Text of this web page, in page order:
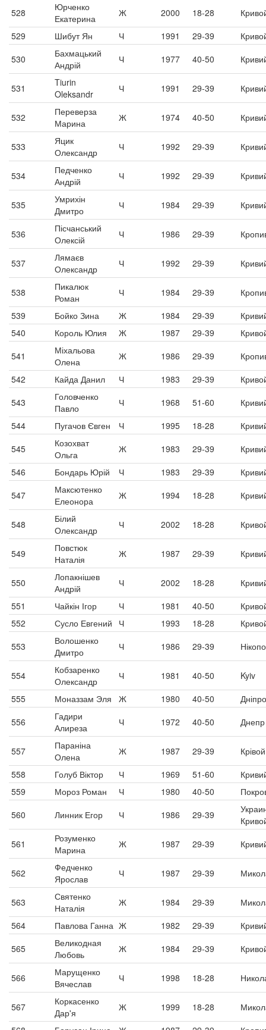
528
Юрченко
Екатерина
Ж 2000 18-28
529
Шибут Ян Ч 1991 29-39
530
Бахмацький
Андрій
Ч 1977 40-50
531
Tiurin
Oleksandr
Ч 1991 29-39
532
Переверза
Марина
Ж 1974 40-50
533
Яцик
Олександр
Ч 1992 29-39
534
Педченко
Андрій
Ч 1992 29-39
535
Умрихін
Дмитро
Ч 1984 29-39
536
Пісчанський
Олексій
Ч 1986 29-39
537
Лямаєв
Олександр
Ч 1992 29-39
538
Пикалюк
Роман
Ч 1984 29-39
539
Бойко Зина Ж 1984 29-39
540
Король Юлия Ж 1987 29-39
541
Міхальова
Олена
Ж 1986 29-39
542
Кайда Данил Ч 1983 29-39
543
Головченко
Павло
Ч 1968 51-60
544
Пугачов Євген Ч 1995 18-28
545
Козохват
Ольга
Ж 1983 29-39
546
Бондарь Юрій Ч 1983 29-39
547
Максютенко
Елеонора
Ж 1994 18-28
548
Білий
Олександр
Ч 2002 18-28
549
Повстюк
Наталія
Ж 1987 29-39
550
Лопакнішев
Андрій
Ч 2002 18-28
551
Чайкін Ігор Ч 1981 40-50
552
Сусло Евгений Ч 1993 18-28
553
Волошенко
Дмитро
Ч 1986 29-39
554
Кобзаренко
Олександр
Ч 1981 40-50
Kyiv
555
Моназзам Эля Ж 1980 40-50
Дніпро
556
Гадири
Алиреза
Ч 1972 40-50 Днепр
557
Параніна
Олена
Ж 1987 29-39
558
Голуб Віктор Ч 1969 51-60
559
Мороз Роман Ч 1980 40-50
560
Линник Егор Ч 1986 29-39
561
Розуменко
Марина
Ж 1987 29-39
562
Федченко
Ярослав
Ч 1987 29-39
563
Святенко
Наталія
Ж 1984 29-39
564
Павлова Ганна Ж 1982 29-39
565
Великодная
Любовь
Ж 1984 29-39
566
Марущенко
Вячеслав
Ч 1998 18-28
567
Коркасенко
Дар'я
Ж 1999 18-28